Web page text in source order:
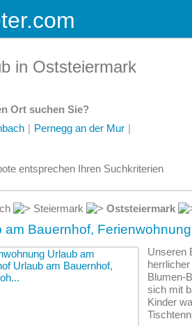
in Oststeiermark
Ort suchen Sie?
| Pernegg an der Mur |
entsprechen Ihren Suchkriterien
Steiermark Oststeiermark
am Bauernhof,
Unseren
Blumen-
sich mit
Kinder